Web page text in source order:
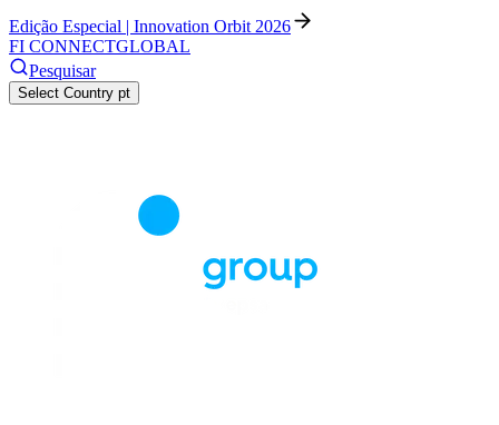
Edição Especial | Innovation Orbit 2026
FI CONNECTGLOBAL
Pesquisar
Select Country pt